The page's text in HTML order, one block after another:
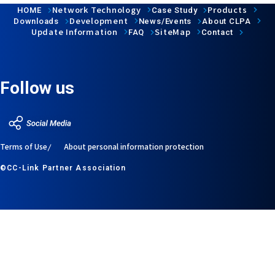
HOME Network Technology Case Study Products
Downloads Development News/Events About CLPA
Update Information FAQ SiteMap Contact
Follow us
Terms of Use About personal information protection
©CC-Link Partner Association